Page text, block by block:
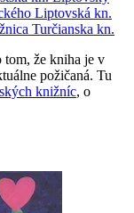
Liptovská kn.
Turčianska kn.
tom, že kniha je v
požičaná. Tu
knižníc, o